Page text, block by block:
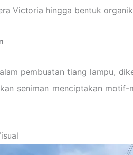
Victoria hingga bentuk
pembuatan tiang lampu,
seniman menciptakan